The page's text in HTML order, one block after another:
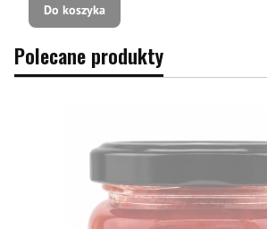
Do koszyka
Polecane produkty